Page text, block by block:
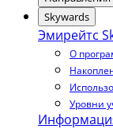
Skywards
Эмирейтс
О
Уровни